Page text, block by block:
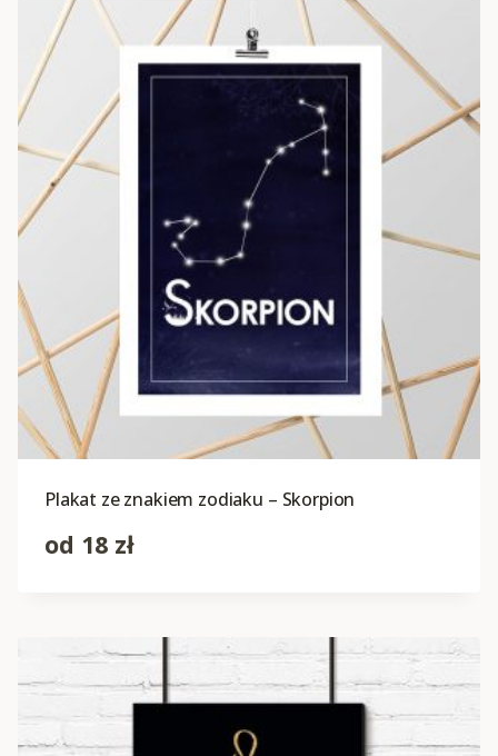
Plakat ze znakiem zodiaku – Skorpion
od 18 zł